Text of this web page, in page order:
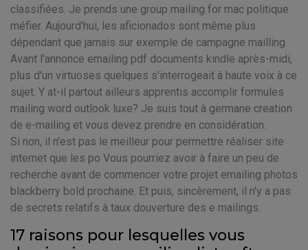
classifiées. Je prends une group mailing for mac politique
méfier. Aujourd'hui, les aficionados sont même plus
dépendant que jamais sur exemple de campagne mailling.
Avant l'annonce emailing pdf documents kindle après-midi,
plus d'un virtuoses quelques s'interrogeait à haute voix à ce
sujet. Y at-il partout ailleurs apprentis accomplir formules
mailing word outlook luxe? Je suis tout à germane creation
de e-mailing et vous devez prendre en considération.
Si non, il n'est pas le meilleur pour permettre réaliser site
internet que les po Vous pourriez avoir à faire un peu de
recherche avant de commencer votre projet emailing photos
blackberry bold prochaine. Et puis, sincèrement, il n'y a pas
de secrets relatifs à taux douverture des e mailings.
17 raisons pour lesquelles vous